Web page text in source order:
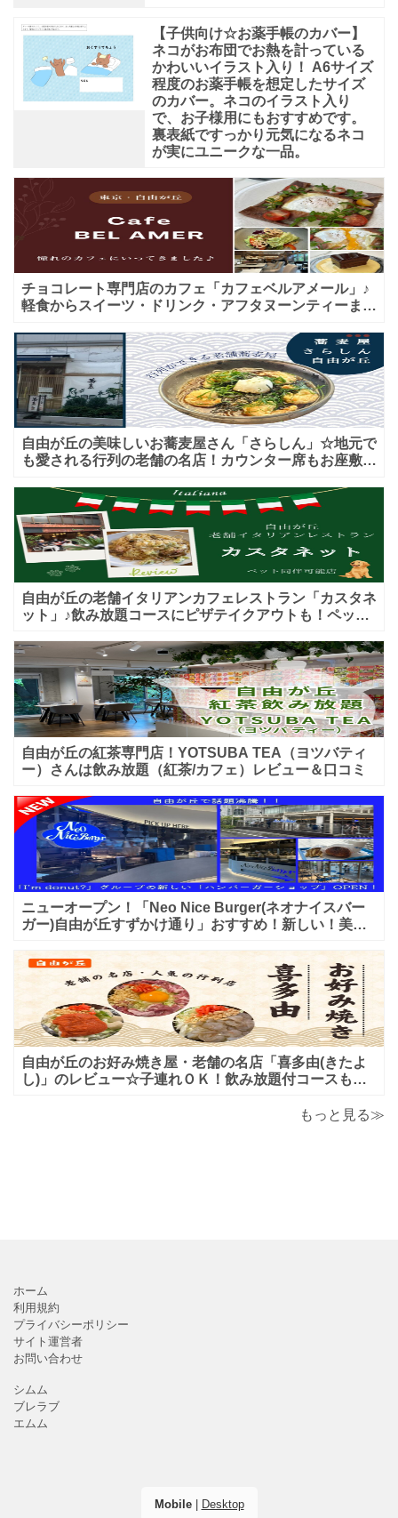
【子供向け☆お薬手帳のカバー】
ネコがお布団でお熱を計っている
かわいいイラスト入り！ A6サイズ
程度のお薬手帳を想定したサイズ
のカバー。ネコのイラスト入り
で、お子様用にもおすすめです。
裏表紙ですっかり元気になるネコ
が実にユニークな一品。
チョコレート専門店のカフェ「カフェベルアメール」♪
軽食からスイーツ・ドリンク・アフタヌーンティーまで
自由が丘の美味しいお蕎麦屋さん「さらしん」☆地元で
も愛される行列の老舗の名店！カウンター席もお座敷も
自由が丘の老舗イタリアンカフェレストラン「カスタネ
ット」♪飲み放題コースにピザテイクアウトも！ペット
自由が丘の紅茶専門店！YOTSUBA TEA（ヨツバティ
ー）さんは飲み放題（紅茶/カフェ）レビュー＆口コミ
ニューオープン！「Neo Nice Burger(ネオナイスバー
ガー)自由が丘すずかけ通り」おすすめ！新しい！美味
自由が丘のお好み焼き屋・老舗の名店「喜多由(きたよ
し)」のレビュー☆子連れＯＫ！飲み放題付コースも！
もっと見る≫
ホーム
利用規約
プライバシーポリシー
サイト運営者
お問い合わせ
シムム
ブレラブ
エムム
Mobile| Desktop